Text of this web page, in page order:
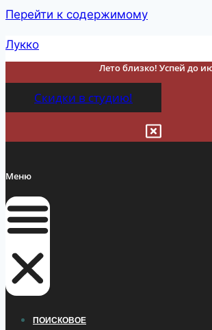
Перейти к содержимому
Лукко
Лето близко! Успей до
Скидки в студию!
Меню
ПОИСКОВОЕ